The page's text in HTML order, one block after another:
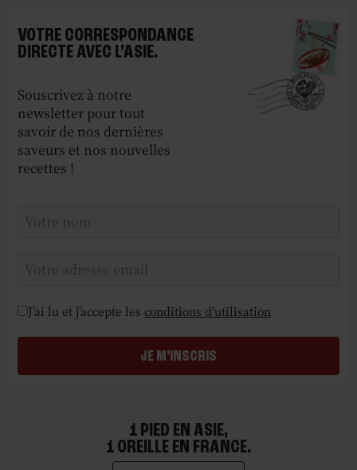
VOTRE CORRESPONDANCE
DIRECTE AVEC L’ASIE.
Souscrivez à notre
newsletter pour tout
savoir de nos dernières
saveurs et nos nouvelles
recettes !
Checkboxes*
J’ai lu et j’accepte les conditions d'utilisation
JE M’INSCRIS
1 PIED EN ASIE,
1 OREILLE EN FRANCE.